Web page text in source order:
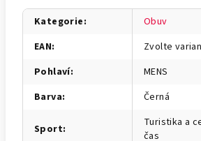
Kategorie:
Obuv
EAN:
Zvolte
Pohlaví:
MENS
Barva: Černá
Sport:
Turistika a
čas